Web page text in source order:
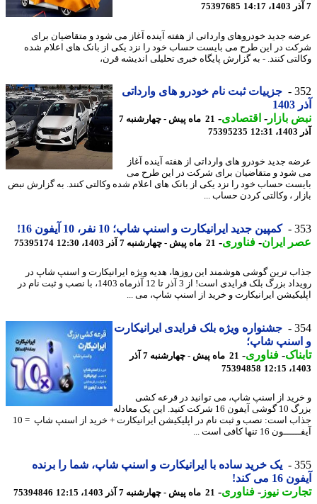
75397685
جدید خودروهای وارداتی از هفته آینده آغاز می شود و متقاضیان برای
در این طرح می بایست حساب خود را نزد یکی از بانک های اعلام شده
کنند. - به گزارش پایگاه خبری تحلیلی اندیشه قرن،
جزییات ثبت نام خودرو های وارداتی
بازار- اقتصادی-
21 ماه پیش - چهارشنبه 7
75395235
جدید خودرو های وارداتی از هفته آینده آغاز
و متقاضیان برای شرکت در این طرح می
حساب خود را نزد یکی از بانک های اعلام شده وکالتی کنند. به گزارش نبض
، وکالتی کردن حساب ...
کمپین جدید ایرانیکارت و اسنپ شاپ؛ 10 نفر، 10 آیفون 16!
ایران- فناوری- 21 ماه پیش - چهارشنبه 7 آذر 1403، 12:30 75395174
ترین گوشی هوشمند این روزها، هدیه ویژه ایرانیکارت و اسنپ شاپ در
رویداد بزرگ بلک فرایدی است! از 3 آذر تا 12 آذرماه 1403، با نصب و ثبت نام در
ایرانیکارت و خرید از اسنپ شاپ، می ...
جشنواره ویژه بلک فرایدی ایرانیکارت
شاپ؛
-فناوری-
21 ماه پیش - چهارشنبه 7 آذر
75394858
از اسنپ شاپ، می توانید در قرعه کشی
بزرگ 10 گوشی آیفون 16 شرکت کنید. این یک معادله
جذاب است: نصب و ثبت نام در اپلیکیشن ایرانیکارت + خرید از اسنپ شاپ = 10
16 تنها کافی است ...
یک خرید ساده با ایرانیکارت و اسنپ شاپ، شما را برنده
می کند!
نیوز-فناوری- 21 ماه پیش - چهارشنبه 7 آذر 1403، 12:15 75394846